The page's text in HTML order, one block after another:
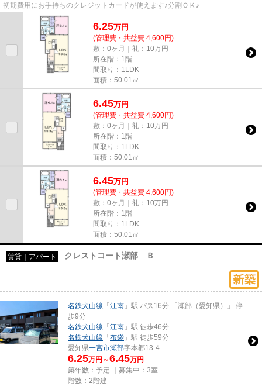
初期費用にお手持ちのクレジットカードが使えます♪分割ＯＫ♪
6.25万円
(管理費・共益費 4,600円)
敷：0ヶ月｜礼：10万円
所在階：1階
間取り：1LDK
面積：50.01㎡
6.45万円
(管理費・共益費 4,600円)
敷：0ヶ月｜礼：10万円
所在階：1階
間取り：1LDK
面積：50.01㎡
6.45万円
(管理費・共益費 4,600円)
敷：0ヶ月｜礼：10万円
所在階：1階
間取り：1LDK
面積：50.01㎡
賃貸｜アパート クレストコート瀬部 Ｂ
名鉄犬山線 「 江南 」駅 バス16分 「瀬部（愛知県）」 停
歩9分
名鉄犬山線 「 江南 」駅 徒歩46分
名鉄犬山線 「 布袋 」駅 徒歩59分
愛知県一宮市瀬部字本郷13-4
6.25万円～6.45万円
築年数：予定 ｜募集中： 3室
階数：2階建